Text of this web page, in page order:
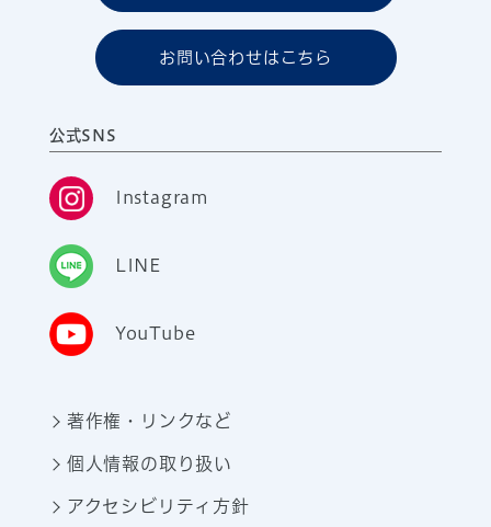
お問い合わせはこちら
公式SNS
Instagram
LINE
YouTube
著作権・リンクなど
個人情報の取り扱い
アクセシビリティ方針